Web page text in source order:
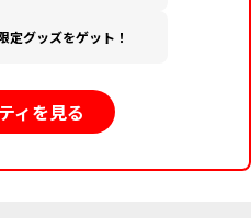
定グッズをゲット！
ィを見る